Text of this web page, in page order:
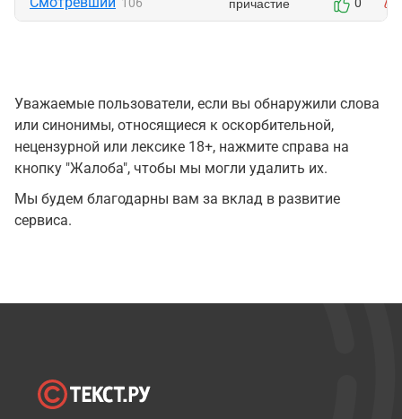
Уважаемые пользователи, если вы обнаружили слова
или синонимы, относящиеся к оскорбительной,
нецензурной или лексике 18+, нажмите справа на
кнопку "Жалоба", чтобы мы могли удалить их.
Мы будем благодарны вам за вклад в развитие
сервиса.